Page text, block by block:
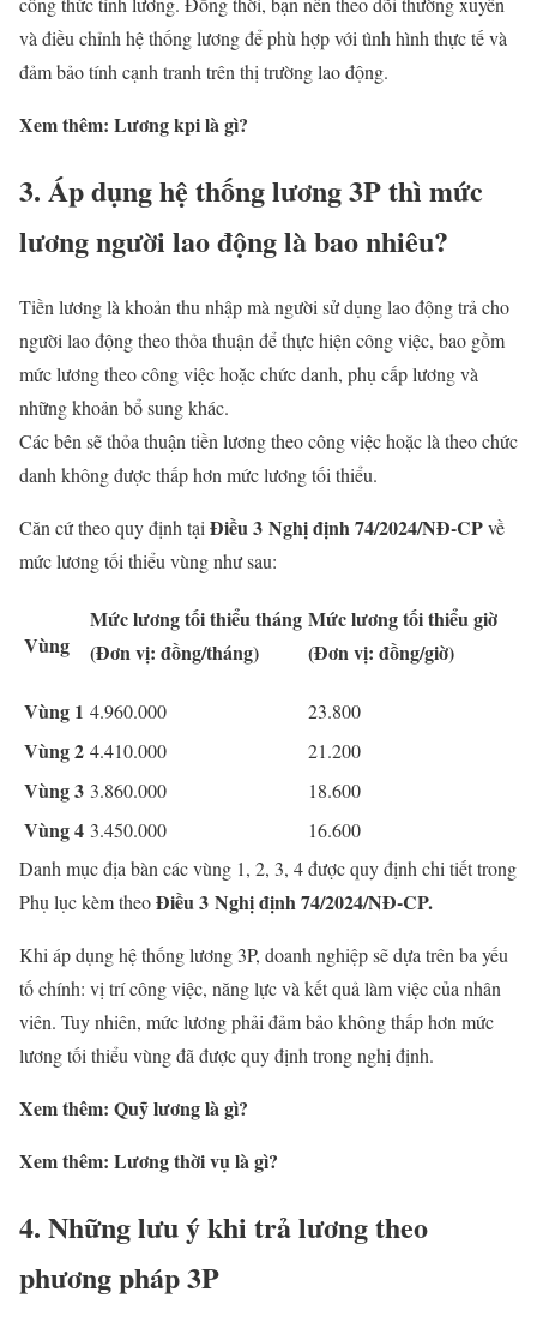
và điều chỉnh hệ thống lương để phù hợp với tình hình thực tế và
đảm bảo tính cạnh tranh trên thị trường lao động.
Xem thêm: Lương kpi là gì?
3. Áp dụng hệ thống lương 3P thì mức
lương người lao động là bao nhiêu?
Tiền lương là khoản thu nhập mà người sử dụng lao động trả cho
người lao động theo thỏa thuận để thực hiện công việc, bao gồm
mức lương theo công việc hoặc chức danh, phụ cấp lương và
những khoản bổ sung khác.
Các bên sẽ thỏa thuận tiền lương theo công việc hoặc là theo chức
danh không được thấp hơn mức lương tối thiểu.
Căn cứ theo quy định tại Điều 3 Nghị định 74/2024/NĐ-CPvề
mức lương tối thiểu vùng như sau:
Vùng
Mức lương tối thiểu tháng
(Đơn vị: đồng/tháng)
Mức lương tối thiểu giờ
(Đơn vị: đồng/giờ)
Vùng 1 4.960.000 23.800
Vùng 2 4.410.000 21.200
Vùng 3 3.860.000 18.600
Vùng 4 3.450.000
16.600
Danh mục địa bàn các vùng 1, 2, 3, 4 được quy định chi tiết trong
Phụ lục kèm theoĐiều 3 Nghị định 74/2024/NĐ-CP.
Khi áp dụng hệ thống lương 3P, doanh nghiệp sẽ dựa trên ba yếu
tố chính: vị trí công việc, năng lực và kết quả làm việc của nhân
viên. Tuy nhiên, mức lương phải đảm bảo không thấp hơn mức
lương tối thiểu vùng đã được quy định trong nghị định.
Xem thêm: Quỹ lương là gì?
Xem thêm: Lương thời vụ là gì?
4. Những lưu ý khi trả lương theo
phương pháp 3P